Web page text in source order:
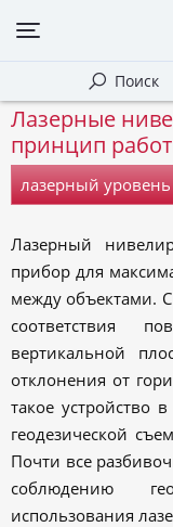
Поиск
Лазерные
принцип
лазерный уровень
Лазерный
прибор для
между объектами.
соответствия
вертикальной
отклонения от
такое устройство
геодезической
Почти все
соблюдению
использования